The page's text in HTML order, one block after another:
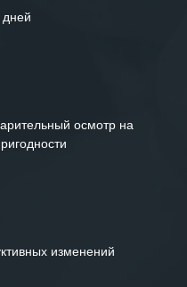
осмотр на
изменений